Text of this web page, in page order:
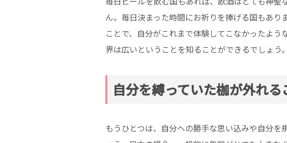
ん。毎日決まった時間にお祈りを捧げる国もあり
ことで、自分がこれまで体験してこなかったよ
界は広いということを知ることができるでしょう。
自分を縛っていた枷が外れる
もうひとつは、自分への勝手な思い込みや自分を